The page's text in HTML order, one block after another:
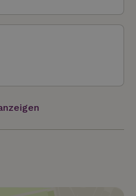
Autorouten zu entdecken.